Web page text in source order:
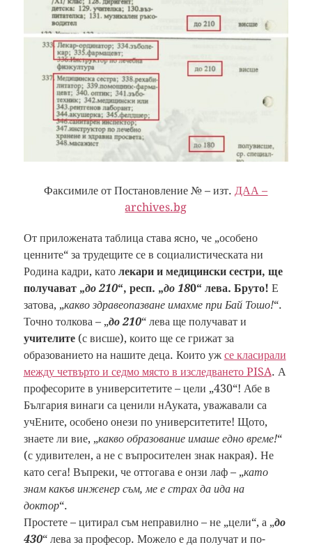
Факсимиле от Постановление № – изт.ДАА –
archives.bg
От приложената таблица става ясно, че „особено
ценните“ за трудещите се в социалистическата ни
Родина кадри, като лекари и медицински сестри, ще
получават „до 210“, респ. „до 180“ лева. Бруто! Е
затова, „какво здравеопазване имахме при Бай Тошо!“.
Точно толкова – „до 210“ лева ще получават и
учителите(с висше), които ще се грижат за
образованието на нашите деца. Които уж се класирали
между четвърто и седмо място в изследването PISA. А
професорите в университетите – цели „430“! Абе в
България винаги са ценили нАуката, уважавали са
учЕните, особено онези по университетите! Щото,
знаете ли вие, „какво образование имаше едно време!“
(с удивителен, а не с въпросителен знак накрая). Не
като сега! Въпреки, че оттогава е онзи лаф – „като
знам какъв инженер съм, ме е страх да ида на
доктор“.
Простете – цитирал съм неправилно – не „цели“, а „до
430“ лева за професор. Можело е да получат и по-